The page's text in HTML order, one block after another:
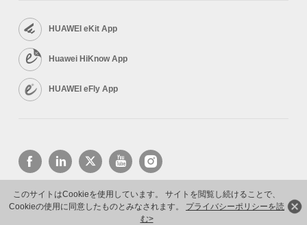
このサイトはCookieを使用しています。 サイトを閲覧し続けることで、
Cookieの使用に同意したものとみなされます。 プライバシーポリシーを読
む>
HUAWEI eKit App
Huawei HiKnow App
HUAWEI eFly App
Copyright © 2026 Huawei Technologies Co., Ltd. All rights reserved.
プライバシーポリシー